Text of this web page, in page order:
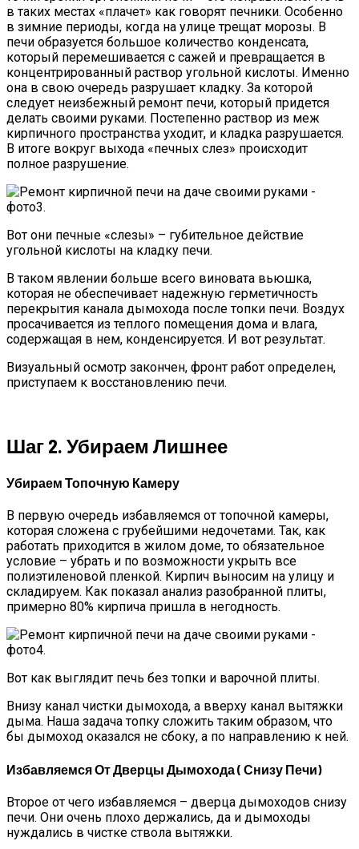
в таких местах «плачет» как говорят печники. Особенно
в зимние периоды, когда на улице трещат морозы. В
печи образуется большое количество конденсата,
который перемешивается с сажей и превращается в
концентрированный раствор угольной кислоты. Именно
она в свою очередь разрушает кладку. За которой
следует неизбежный ремонт печи, который придется
делать своими руками. Постепенно раствор из меж
кирпичного пространства уходит, и кладка разрушается.
В итоге вокруг выхода «печных слез» происходит
полное разрушение.
Вот они печные «слезы» – губительное действие
угольной кислоты на кладку печи.
В таком явлении больше всего виновата вьюшка,
которая не обеспечивает надежную герметичность
перекрытия канала дымохода после топки печи. Воздух
просачивается из теплого помещения дома и влага,
содержащая в нем, конденсируется. И вот результат.
Визуальный осмотр закончен, фронт работ определен,
приступаем к восстановлению печи.
Шаг 2. Убираем Лишнее
Убираем Топочную Камеру
В первую очередь избавляемся от топочной камеры,
которая сложена с грубейшими недочетами. Так, как
работать приходится в жилом доме, то обязательное
условие – убрать и по возможности укрыть все
полиэтиленовой пленкой. Кирпич выносим на улицу и
складируем. Как показал анализ разобранной плиты,
примерно 80% кирпича пришла в негодность.
Вот как выглядит печь без топки и варочной плиты.
Внизу канал чистки дымохода, а вверху канал вытяжки
дыма. Наша задача топку сложить таким образом, что
бы дымоход оказался не сбоку, а по направлению к ней.
Избавляемся От Дверцы Дымохода ( Снизу Печи)
Второе от чего избавляемся – дверца дымоходов снизу
печи. Они очень плохо держались, да и дымоходы
нуждались в чистке ствола вытяжки.